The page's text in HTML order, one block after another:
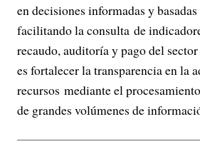
en decisiones informadas y
facilitando la consulta de
recaudo, auditoría y pago del
es fortalecer la transparencia en la
recursos mediante el
de grandes volúmenes de